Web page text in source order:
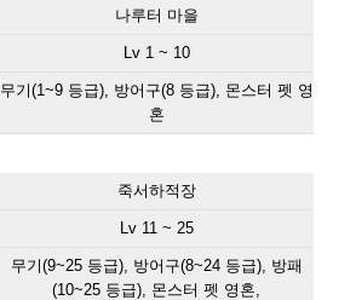
나루터 마을
Lv 1 ~ 10
무기(1~9 등급), 방어구(8 등급), 몬스터 펫 영
혼
죽서하적장
Lv 11 ~ 25
무기(9~25 등급), 방어구(8~24 등급), 방패
(10~25 등급), 몬스터 펫 영혼,